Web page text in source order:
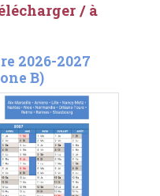
/ à
2026-2027
B)